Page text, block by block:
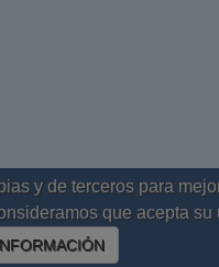
y de terceros para
que acepta su